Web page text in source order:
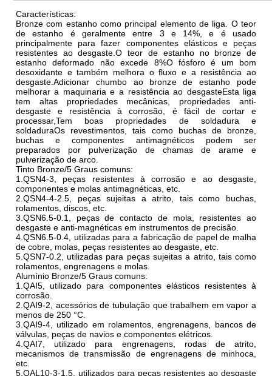
Características:
Bronze com estanho como principal elemento de liga. O teor
de estanho é geralmente entre 3 e 14%, e é usado
principalmente para fazer componentes elásticos e peças
resistentes ao desgaste.O teor de estanho no bronze de
estanho deformado não excede 8%O fósforo é um bom
desoxidante e também melhora o fluxo e a resistência ao
desgaste.Adicionar chumbo ao bronze de estanho pode
melhorar a maquinaria e a resistência ao desgasteEsta liga
tem altas propriedades mecânicas, propriedades anti-
desgaste e resistência à corrosão, é fácil de cortar e
processar,Tem boas propriedades de soldadura e
soldaduraOs revestimentos, tais como buchas de bronze,
buchas e componentes antimagnéticos podem ser
preparados por pulverização de chamas de arame e
pulverização de arco.
Tinto Bronze/5 Graus comuns:
1.QSN4-3, peças resistentes à corrosão e ao desgaste,
componentes e molas antimagnéticas, etc.
2.QSN4-4-2.5, peças sujeitas a atrito, tais como buchas,
rolamentos, discos, etc.
3.QSN6.5-0.1, peças de contacto de mola, resistentes ao
desgaste e anti-magnéticas em instrumentos de precisão.
4.QSN6.5-0.4, utilizadas para a fabricação de papel de malha
de cobre, molas, peças resistentes ao desgaste, etc.
5.QSN7-0.2, utilizadas para peças sujeitas a atrito, tais como
rolamentos, engrenagens e molas.
Alumínio Bronze/5 Graus comuns:
1.QAI5, utilizado para componentes elásticos resistentes à
corrosão.
2.QAI9-2, acessórios de tubulação que trabalhem em vapor a
menos de 250 °C.
3.QAI9-4, utilizado em rolamentos, engrenagens, bancos de
válvulas, peças de navios e componentes elétricos.
4.QAI7, utilizado para engrenagens, rodas de atrito,
mecanismos de transmissão de engrenagens de minhoca,
etc.
5.QAL10-3-1.5, utilizados para peças resistentes ao desgaste